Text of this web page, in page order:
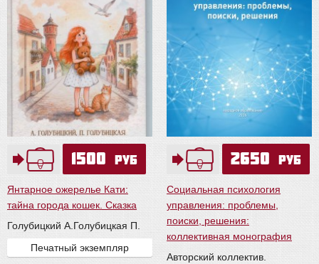
1500 руб
Янтарное ожерелье Кати:
тайна города кошек. Сказка
Голубицкий А. Голубицкая П.
Печатный экземпляр
2650 руб
Социальная психология
управления: проблемы,
поиски, решения:
коллективная монография
Авторский коллектив.